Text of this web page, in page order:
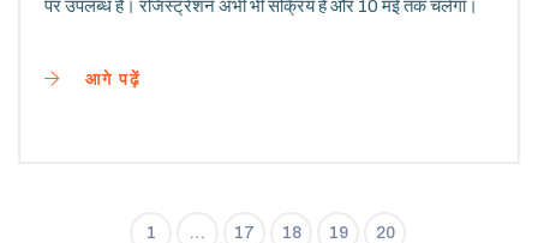
पर उपलब्ध हैं। रजिस्ट्रेशन अभी भी सक्रिय है और 10 मई तक चलेगा।
आगे पढ़ें
1 … 17 18 19 20